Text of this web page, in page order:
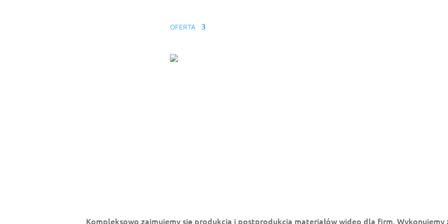
OFERTA
Kompleksowo zajmujemy się produkcją i postprodukcją materiałów wideo dla firm.